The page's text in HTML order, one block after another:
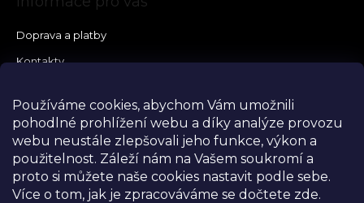
Používáme cookies, abychom Vám umožnili
pohodlné prohlížení webu a díky analýze provozu
webu neustále zlepšovali jeho funkce, výkon a
použitelnost. Záleží nám na Vašem soukromí a
proto si můžete naše cookies nastavit podle sebe.
Více o tom, jak je zpracováváme se dočtete zde.
Doprava a platby
Kontakty
Vrácení, výměna a reklamace
Velikostní tabulky
Obchodní podmínky
Podmínky ochrany osobních údajů